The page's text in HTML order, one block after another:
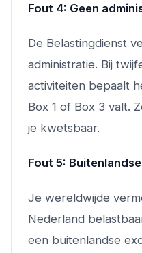
Fout 4: Geen
De Belastingdienst
administratie. Bij
activiteiten bepaalt
Box 1 of Box 3 valt.
je kwetsbaar.
Fout 5:
Je wereldwijde
Nederland
een buitenlandse